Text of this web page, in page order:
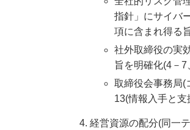
指針」にサイバ
項に含まれ得る
社外取締役の実
旨を明確化(4－7
取締役会事務局(
13(情報入手と支
経営資源の配分(同一